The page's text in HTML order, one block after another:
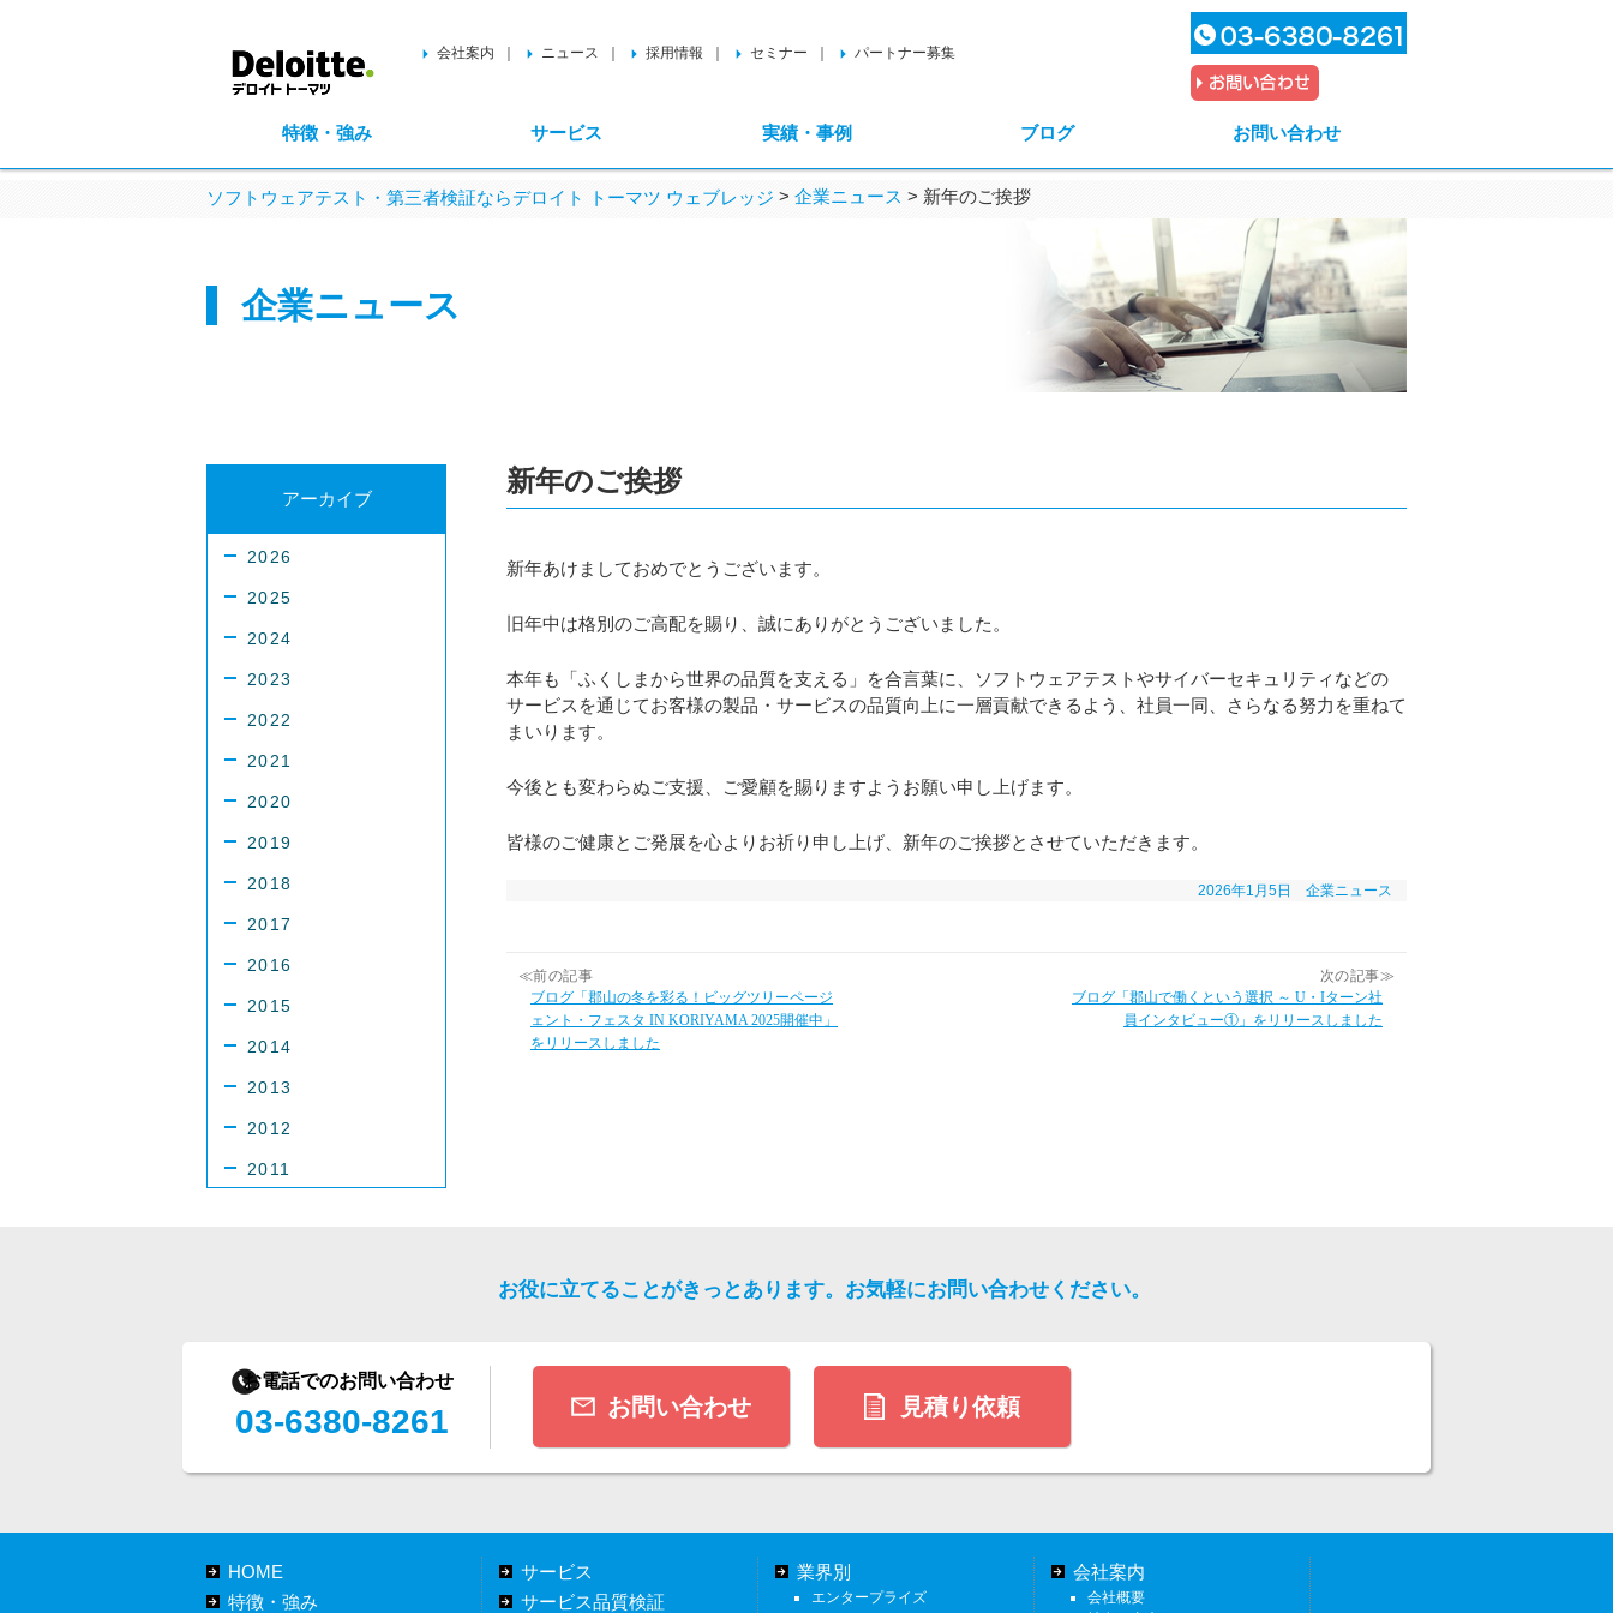
会社案内 ニュース 採用情報 セミナー パートナー募集
特徴・強み サービス 実績・事例 ブログ お問い合わせ
ソフトウェアテスト・第三者検証ならデロイト トーマツ ウェブレッジ > 企業ニュース > 新年のご挨拶
企業ニュース
新年のご挨拶
新年あけましておめでとうございます。
旧年中は格別のご高配を賜り、誠にありがとうございました。
本年も「ふくしまから世界の品質を支える」を合言葉に、ソフトウェアテストやサイバーセキュリティなどの
サービスを通じてお客様の製品・サービスの品質向上に一層貢献できるよう、社員一同、さらなる努力を重ねて
まいります。
今後とも変わらぬご支援、ご愛顧を賜りますようお願い申し上げます。
皆様のご健康とご発展を心よりお祈り申し上げ、新年のご挨拶とさせていただきます。
2026年1月5日 企業ニュース
≪前の記事
ブログ「郡山の冬を彩る！ビッグツリーページ
ェント・フェスタ IN KORIYAMA 2025開催中」
をリリースしました
次の記事≫
ブログ「郡山で働くという選択 ～ U・Iターン社
員インタビュー①」をリリースしました
アーカイブ
2026
2025
2024
2023
2022
2021
2020
2019
2018
2017
2016
2015
2014
2013
2012
2011
お役に立てることがきっとあります。 お気軽にお問い合わせください。
お電話でのお問い合わせ
03-6380-8261 お問い合わせ 見積り依頼
HOME
特徴・強み
サービス
サービス品質検証
業界別
エンタープライズ
会社案内
会社概要